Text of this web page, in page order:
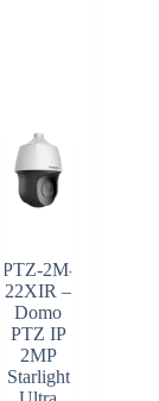
PTZ-2M-
22XIR –
Domo
PTZ IP
2MP
Starlight